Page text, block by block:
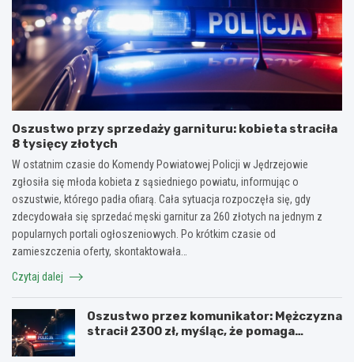
Oszustwo przy sprzedaży garnituru: kobieta straciła
8 tysięcy złotych
W ostatnim czasie do Komendy Powiatowej Policji w Jędrzejowie
zgłosiła się młoda kobieta z sąsiedniego powiatu, informując o
oszustwie, którego padła ofiarą. Cała sytuacja rozpoczęła się, gdy
zdecydowała się sprzedać męski garnitur za 260 złotych na jednym z
popularnych portali ogłoszeniowych. Po krótkim czasie od
zamieszczenia oferty, skontaktowała…
Czytaj dalej
Oszustwo przez komunikator: Mężczyzna
stracił 2300 zł, myśląc, że pomaga